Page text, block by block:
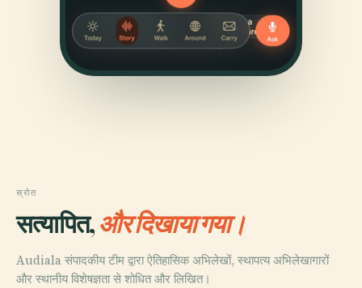
स्रोत
सत्यापित,और दिखाया गया।
Audiala संपादकीय टीम द्वारा ऐतिहासिक अभिलेखों, स्थापत्य अभिलेखागारों
और स्थानीय विशेषज्ञता से शोधित और लिखित।